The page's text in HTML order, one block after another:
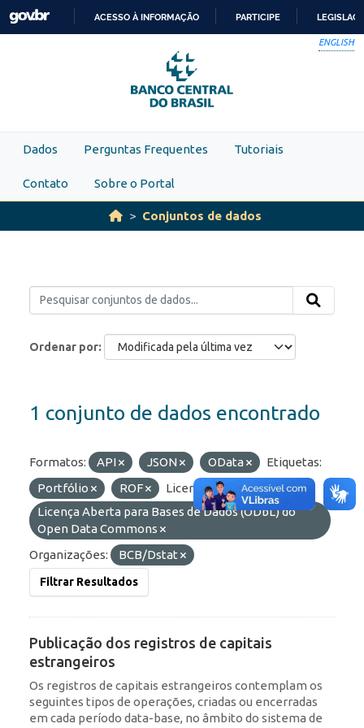
Skip to main content
PARA
O
CONTEÚDO
ACESSO À INFORMAÇÃO PARTICIPE
ENGLISH
Dados Perguntas Frequentes Tutoriais
Contato Sobre o Portal
Conjuntos de dados
Ordenar por
1 conjunto de dados encontrado
Formatos: API JSON OData
Etiquetas:
Portfólio
ROF
Licenças:
Licença Aberta para Bases de Dados (ODbL) do
Open Data Commons
Organizações:
BCB/Dstat
Filtrar Resultados
Publicação dos registros de capitais
estrangeiros
Os registros de capitais estrangeiros contemplam os
seguintes tipos de operações, criadas ou encerradas
em cada período data-base, no âmbito do sistema de